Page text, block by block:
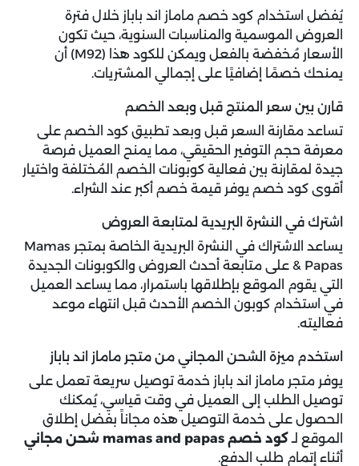
يُفضل استخدام كود خصم ماماز اند باباز خلال فترة
العروض الموسمية والمناسبات السنوية، حيث تكون
الأسعار مُخفضة بالفعل ويمكن للكود هذا (M92) أن
يمنحك خصمًا إضافيًا على إجمالي المشتريات.
قارن بين سعر المنتج قبل وبعد الخصم
تساعد مقارنة السعر قبل وبعد تطبيق كود الخصم على
معرفة حجم التوفير الحقيقي، مما يمنح العميل فرصة
جيدة لمقارنة بين فعالية كوبونات الخصم المُختلفة واختيار
أقوى كود خصم يوفر قيمة خصم أكبر عند الشراء.
اشترك في النشرة البريدية لمتابعة العروض
يساعد الاشتراك في النشرة البريدية الخاصة بمتجر Mamas
& Papas على متابعة أحدث العروض والكوبونات الجديدة
التي يقوم الموقع بإطلاقها باستمرار، مما يساعد العميل
في استخدام كوبون الخصم الأحدث قبل انتهاء موعد
فعاليته.
استخدم ميزة الشحن المجاني من متجر ماماز اند باباز
يوفر متجر ماماز اند باباز خدمة توصيل سريعة تعمل على
توصيل الطلب إلى العميل في وقت قياسي، يُمكنك
الحصول على خدمة التوصيل هذه مجاناً بفضل إطلاق
الموقع لـكود خصم mamas and papas شحن مجاني
أثناء إتمام طلب الدفع.